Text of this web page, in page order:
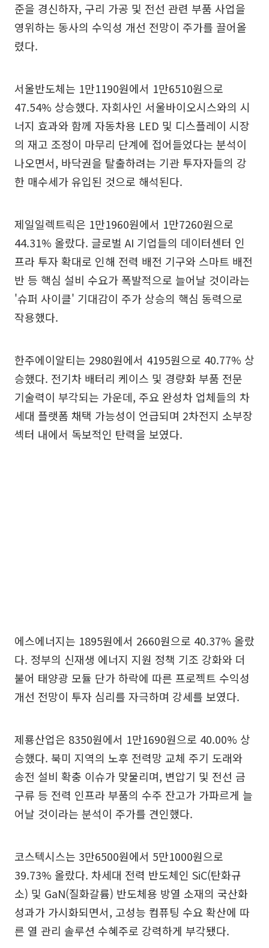
준을 경신하자, 구리 가공 및 전선 관련 부품 사업을
영위하는 동사의 수익성 개선 전망이 주가를 끌어올
렸다.
서울반도체는 1만1190원에서 1만6510원으로
47.54% 상승했다. 자회사인 서울바이오시스와의 시
너지 효과와 함께 자동차용 LED 및 디스플레이 시장
의 재고 조정이 마무리 단계에 접어들었다는 분석이
나오면서, 바닥권을 탈출하려는 기관 투자자들의 강
한 매수세가 유입된 것으로 해석된다.
제일일렉트릭은 1만1960원에서 1만7260원으로
44.31% 올랐다. 글로벌 AI 기업들의 데이터센터 인
프라 투자 확대로 인해 전력 배전 기구와 스마트 배전
반 등 핵심 설비 수요가 폭발적으로 늘어날 것이라는
'슈퍼 사이클' 기대감이 주가 상승의 핵심 동력으로
작용했다.
한주에이알티는 2980원에서 4195원으로 40.77% 상
승했다. 전기차 배터리 케이스 및 경량화 부품 전문
기술력이 부각되는 가운데, 주요 완성차 업체들의 차
세대 플랫폼 채택 가능성이 언급되며 2차전지 소부장
섹터 내에서 독보적인 탄력을 보였다.
에스에너지는 1895원에서 2660원으로 40.37% 올랐
다. 정부의 신재생 에너지 지원 정책 기조 강화와 더
불어 태양광 모듈 단가 하락에 따른 프로젝트 수익성
개선 전망이 투자 심리를 자극하며 강세를 보였다.
제룡산업은 8350원에서 1만1690원으로 40.00% 상
승했다. 북미 지역의 노후 전력망 교체 주기 도래와
송전 설비 확충 이슈가 맞물리며, 변압기 및 전선 금
구류 등 전력 인프라 부품의 수주 잔고가 가파르게 늘
어날 것이라는 분석이 주가를 견인했다.
코스텍시스는 3만6500원에서 5만1000원으로
39.73% 올랐다. 차세대 전력 반도체인 SiC(탄화규
소) 및 GaN(질화갈륨) 반도체용 방열 소재의 국산화
성과가 가시화되면서, 고성능 컴퓨팅 수요 확산에 따
른 열 관리 솔루션 수혜주로 강력하게 부각됐다.